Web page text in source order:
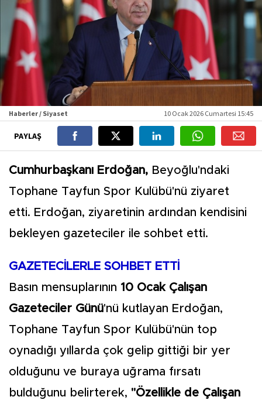
Haberler / Siyaset 10 Ocak 2026 Cumartesi 15:45
PAYLAŞ
Cumhurbaşkanı Erdoğan, Beyoğlu'ndaki
Tophane Tayfun Spor Kulübü'nü ziyaret
etti. Erdoğan, ziyaretinin ardından kendisini
bekleyen gazeteciler ile sohbet etti.
GAZETECİLERLE SOHBET ETTİ
Basın mensuplarının 10 Ocak Çalışan
Gazeteciler Günü'nü kutlayan Erdoğan,
Tophane Tayfun Spor Kulübü'nün top
oynadığı yıllarda çok gelip gittiği bir yer
olduğunu ve buraya uğrama fırsatı
bulduğunu belirterek, "Özellikle de Çalışan